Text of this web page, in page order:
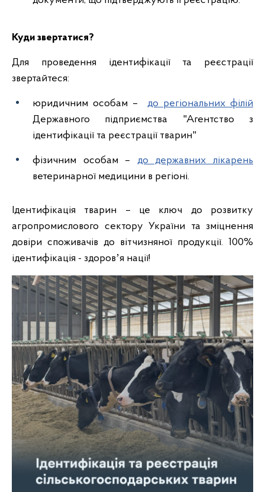
Куди звертатися?
Для проведення ідентифікації та реєстрації
звертайтеся:
юридичним особам – до регіональних філій
Державного підприємства "Агентство з
ідентифікації та реєстрації тварин"
фізичним особам – до державних лікарень
ветеринарної медицини в регіоні.
Ідентифікація тварин – це ключ до розвитку
агропромислового сектору України та зміцнення
довіри споживачів до вітчизняної продукції. 100%
ідентифікація - здоровʼя нації!